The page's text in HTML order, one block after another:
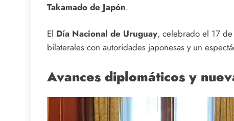
Takamado de Japón.
El Día Nacional de Uruguay, celebrado el 17
bilaterales con autoridades japonesas y un
Avances diplomáticos y